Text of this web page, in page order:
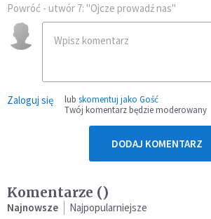
Powróć - utwór 7: "Ojcze prowadź nas"
Zaloguj się lub skomentuj jako Gość
Twój komentarz będzie moderowany
DODAJ KOMENTARZ
Komentarze ()
Najnowsze Najpopularniejsze